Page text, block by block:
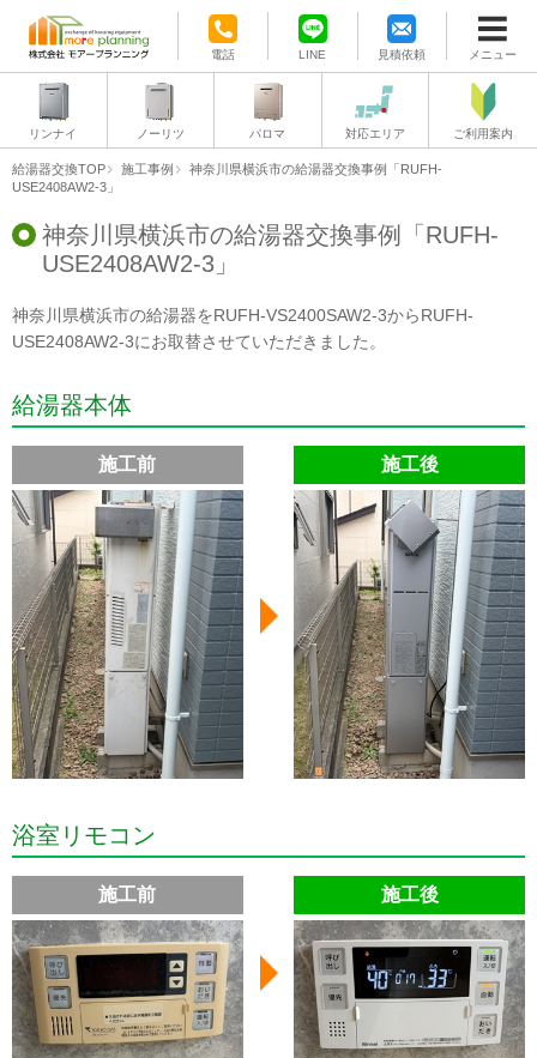
電話 LINE 見積依頼 メニュー
リンナイ ノーリツ パロマ 対応エリア ご利用案内
給湯器交換TOP 施工事例
神奈川県横浜市の給湯器交換事例「RUFH-
USE2408AW2-3」
神奈川県横浜市の給湯器交換事例「RUFH-
USE2408AW2-3」
神奈川県横浜市の給湯器をRUFH-VS2400SAW2-3からRUFH-
USE2408AW2-3にお取替させていただきました。
給湯器本体
施工前 施工後
浴室リモコン
施工前 施工後